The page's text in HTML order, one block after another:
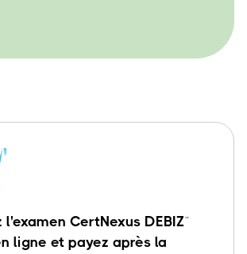
l'examen CertNexus DEBIZ™
ligne et payez après la